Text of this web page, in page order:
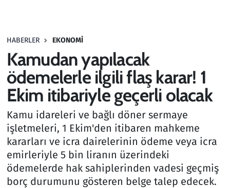
HABERLER EKONOMI
Kamudan yapılacak
ödemelerle ilgili flaş karar! 1
Ekim itibariyle geçerli olacak
Kamu idareleri ve bağlı döner sermaye
işletmeleri, 1 Ekim'den itibaren mahkeme
kararları ve icra dairelerinin ödeme veya icra
emirleriyle 5 bin liranın üzerindeki
ödemelerde hak sahiplerinden vadesi geçmiş
borç durumunu gösteren belge talep edecek.
Haber
Kültür Sanat
Kurumsal Haberler
Lezzet Durağı
Memur ve Kamu
Otomobil